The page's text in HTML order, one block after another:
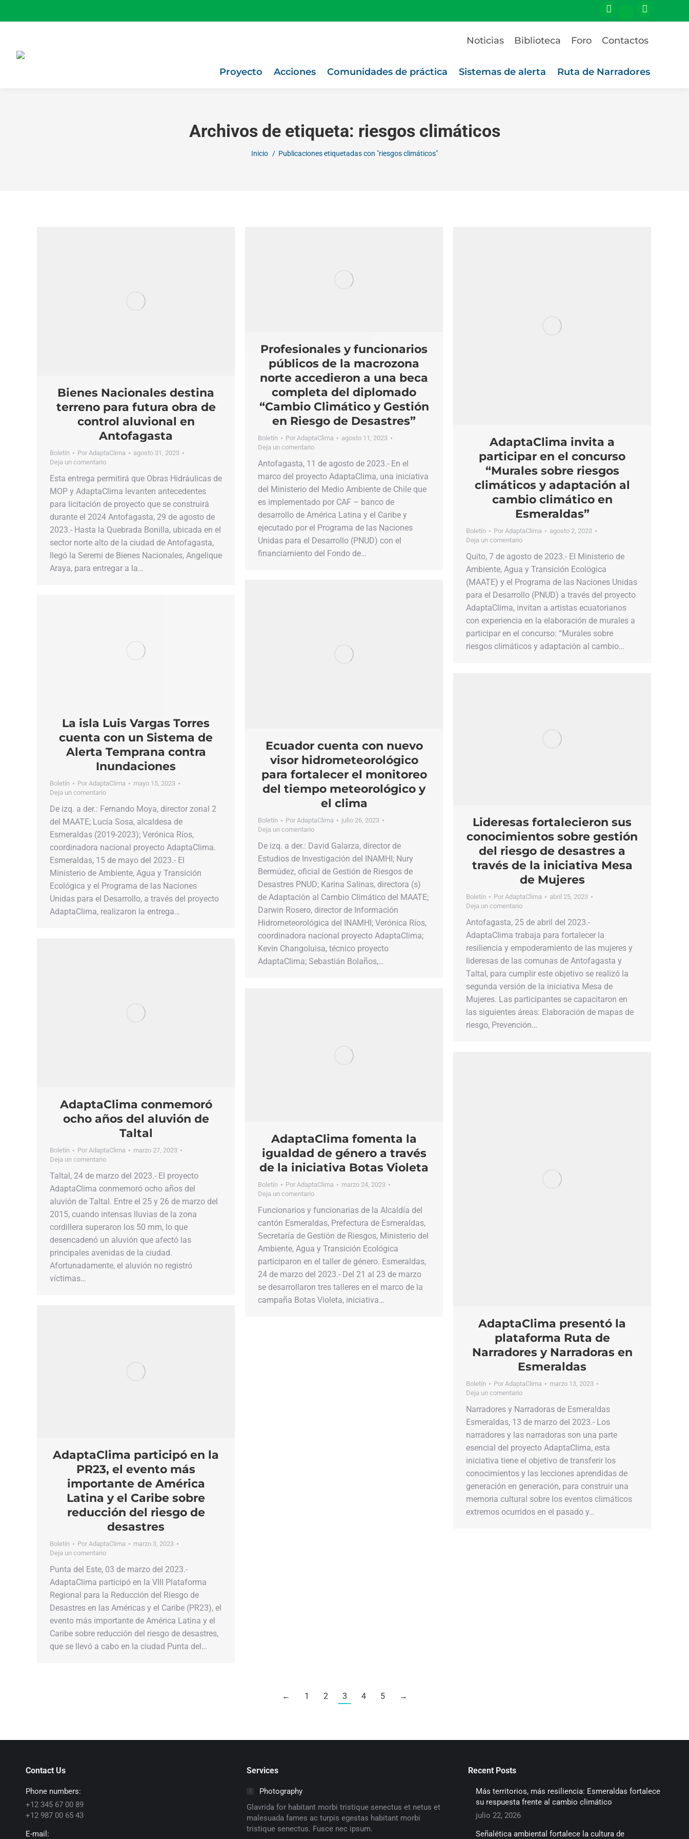
Noticias Biblioteca Foro Contactos
Proyecto Acciones Comunidades de práctica Sistemas de alerta Ruta de Narradores
Archivos de etiqueta: riesgos climáticos
Estás aquí:
Inicio Publicaciones etiquetadas con "riesgos climáticos"
Bienes Nacionales destina
terreno para futura obra de
control aluvional en
Antofagasta
Boletín Por AdaptaClima
agosto 31, 2023
Deja un comentario
Esta entrega permitirá que Obras Hidráulicas de
MOP y AdaptaClima levanten antecedentes
para licitación de proyecto que se construirá
durante el 2024 Antofagasta, 29 de agosto de
2023.- Hasta la Quebrada Bonilla, ubicada en el
sector norte alto de la ciudad de Antofagasta,
llegó la Seremi de Bienes Nacionales, Angelique
Araya, para entregar a la…
Profesionales y funcionarios
públicos de la macrozona
norte accedieron a una beca
completa del diplomado
“Cambio Climático y Gestión
en Riesgo de Desastres”
Boletín Por AdaptaClima
agosto 11, 2023
Deja un comentario
Antofagasta, 11 de agosto de 2023.- En el
marco del proyecto AdaptaClima, una iniciativa
del Ministerio del Medio Ambiente de Chile que
es implementado por CAF – banco de
desarrollo de América Latina y el Caribe y
ejecutado por el Programa de las Naciones
Unidas para el Desarrollo (PNUD) con el
financiamiento del Fondo de…
AdaptaClima invita a
participar en el concurso
“Murales sobre riesgos
climáticos y adaptación al
cambio climático en
Esmeraldas”
Boletín Por AdaptaClima
agosto 2, 2023
Deja un comentario
Quito, 7 de agosto de 2023.- El Ministerio de
Ambiente, Agua y Transición Ecológica
(MAATE) y el Programa de las Naciones Unidas
para el Desarrollo (PNUD) a través del proyecto
AdaptaClima, invitan a artistas ecuatorianos
con experiencia en la elaboración de murales a
participar en el concurso: “Murales sobre
riesgos climáticos y adaptación al cambio…
Ecuador cuenta con nuevo
visor hidrometeorológico
para fortalecer el monitoreo
del tiempo meteorológico y
el clima
Boletín Por AdaptaClima
julio 26, 2023
Deja un comentario
De izq. a der.: David Galarza, director de
Estudios de Investigación del INAMHI; Nury
Bermúdez, oficial de Gestión de Riesgos de
Desastres PNUD; Karina Salinas, directora (s)
de Adaptación al Cambio Climático del MAATE;
Darwin Rosero, director de Información
Hidrometeorológica del INAMHI; Verónica Ríos,
coordinadora nacional proyecto AdaptaClima;
Kevin Changoluisa, técnico proyecto
AdaptaClima; Sebastián Bolaños,…
La isla Luis Vargas Torres
cuenta con un Sistema de
Alerta Temprana contra
Inundaciones
Boletín Por AdaptaClima
mayo 15, 2023
Deja un comentario
De izq. a der.: Fernando Moya, director zonal 2
del MAATE; Lucía Sosa, alcaldesa de
Esmeraldas (2019-2023); Verónica Ríos,
coordinadora nacional proyecto AdaptaClima.
Esmeraldas, 15 de mayo del 2023.- El
Ministerio de Ambiente, Agua y Transición
Ecológica y el Programa de las Naciones
Unidas para el Desarrollo, a través del proyecto
AdaptaClima, realizaron la entrega…
Lideresas fortalecieron sus
conocimientos sobre gestión
del riesgo de desastres a
través de la iniciativa Mesa
de Mujeres
Boletín Por AdaptaClima
abril 25, 2023
Deja un comentario
Antofagasta, 25 de abril del 2023.-
AdaptaClima trabaja para fortalecer la
resiliencia y empoderamiento de las mujeres y
lideresas de las comunas de Antofagasta y
Taltal, para cumplir este objetivo se realizó la
segunda versión de la iniciativa Mesa de
Mujeres. Las participantes se capacitaron en
las siguientes áreas: Elaboración de mapas de
riesgo, Prevención…
AdaptaClima conmemoró
ocho años del aluvión de
Taltal
Boletín Por AdaptaClima
marzo 27, 2023
Deja un comentario
Taltal, 24 de marzo del 2023.- El proyecto
AdaptaClima conmemoró ocho años del
aluvión de Taltal. Entre el 25 y 26 de marzo del
2015, cuando intensas lluvias de la zona
cordillera superaron los 50 mm, lo que
desencadenó un aluvión que afectó las
principales avenidas de la ciudad.
Afortunadamente, el aluvión no registró
víctimas…
AdaptaClima fomenta la
igualdad de género a través
de la iniciativa Botas Violeta
Boletín Por AdaptaClima
marzo 24, 2023
Deja un comentario
Funcionarios y funcionarias de la Alcaldía del
cantón Esmeraldas, Prefectura de Esmeraldas,
Secretaría de Gestión de Riesgos, Ministerio del
Ambiente, Agua y Transición Ecológica
participaron en el taller de género. Esmeraldas,
24 de marzo del 2023.- Del 21 al 23 de marzo
se desarrollaron tres talleres en el marco de la
campaña Botas Violeta, iniciativa…
AdaptaClima presentó la
plataforma Ruta de
Narradores y Narradoras en
Esmeraldas
Boletín Por AdaptaClima
marzo 13, 2023
Deja un comentario
Narradores y Narradoras de Esmeraldas
Esmeraldas, 13 de marzo del 2023.- Los
narradores y las narradoras son una parte
esencial del proyecto AdaptaClima, esta
iniciativa tiene el objetivo de transferir los
conocimientos y las lecciones aprendidas de
generación en generación, para construir una
memoria cultural sobre los eventos climáticos
extremos ocurridos en el pasado y…
AdaptaClima participó en la
PR23, el evento más
importante de América
Latina y el Caribe sobre
reducción del riesgo de
desastres
Boletín Por AdaptaClima
marzo 3, 2023
Deja un comentario
Punta del Este, 03 de marzo del 2023.-
AdaptaClima participó en la VIII Plataforma
Regional para la Reducción del Riesgo de
Desastres en las Américas y el Caribe (PR23), el
evento más importante de América Latina y el
Caribe sobre reducción del riesgo de desastres,
que se llevó a cabo en la ciudad Punta del…
← 1 2 3 4 5 →
Contact Us
Phone numbers:
+12 345 67 00 89
+12 987 00 65 43
E-mail:
Services
Photography
Glavrida for habitant morbi tristique senectus et netus et
malesuada fames ac turpis egestas habitant morbi
tristique senectus. Fusce nec ipsum.
Recent Posts
Más territorios, más resiliencia: Esmeraldas fortalece
su respuesta frente al cambio climático
julio 22, 2026
Señalética ambiental fortalece la cultura de